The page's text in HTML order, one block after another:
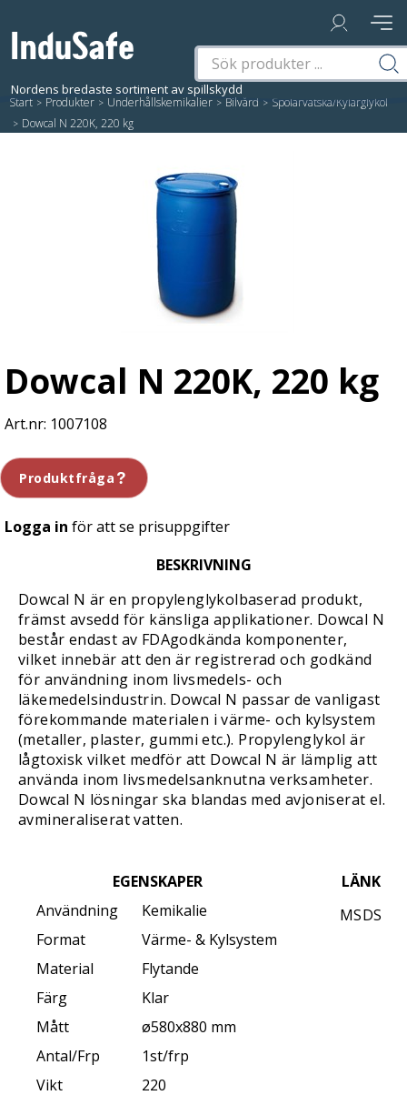
Start / Produkter / Underhållskemikalier / Bilvård / Spolarvätska/Kylarglykol
/ Dowcal N 220K, 220 kg
Dowcal N 220K, 220 kg
1007108
Produktfråga
Logga in för att se prisuppgifter
BESKRIVNING
Dowcal N är en propylenglykolbaserad produkt,
främst avsedd för känsliga applikationer. Dowcal N
består endast av FDAgodkända komponenter,
vilket innebär att den är registrerad och godkänd
för användning inom livsmedels- och
läkemedelsindustrin. Dowcal N passar de vanligast
förekommande materialen i värme- och kylsystem
(metaller, plaster, gummi etc.). Propylenglykol är
lågtoxisk vilket medför att Dowcal N är lämplig att
använda inom livsmedelsanknutna verksamheter.
Dowcal N lösningar ska blandas med avjoniserat el.
avmineraliserat vatten.
EGENSKAPER
Användning
Kemikalie
Format
Värme- & Kylsystem
Material
Flytande
Färg
Klar
Mått
ø580x880 mm
Antal/Frp
1st/frp
Vikt
220
LÄNK
MSDS